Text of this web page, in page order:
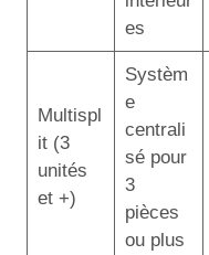
es
Multispl
it (3
unités
et +)
Systèm
e
centrali
sé pour
3
pièces
ou plus